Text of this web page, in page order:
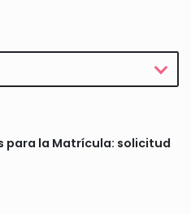
para la Matrícula: solicitud